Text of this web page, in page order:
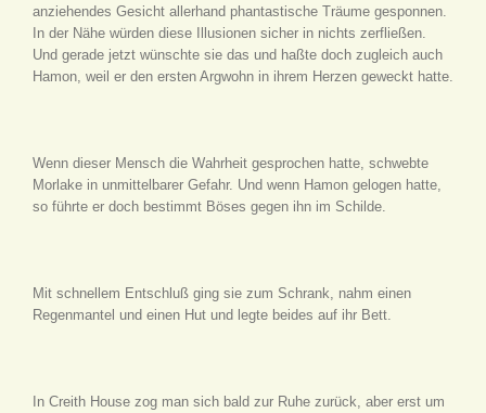
anziehendes Gesicht allerhand phantastische Träume gesponnen.
In der Nähe würden diese Illusionen sicher in nichts zerfließen.
Und gerade jetzt wünschte sie das und haßte doch zugleich auch
Hamon, weil er den ersten Argwohn in ihrem Herzen geweckt hatte.
Wenn dieser Mensch die Wahrheit gesprochen hatte, schwebte
Morlake in unmittelbarer Gefahr. Und wenn Hamon gelogen hatte,
so führte er doch bestimmt Böses gegen ihn im Schilde.
Mit schnellem Entschluß ging sie zum Schrank, nahm einen
Regenmantel und einen Hut und legte beides auf ihr Bett.
In Creith House zog man sich bald zur Ruhe zurück, aber erst um